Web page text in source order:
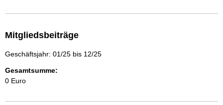
Mitgliedsbeiträge
Geschäftsjahr: 01/25 bis 12/25
Gesamtsumme:
0 Euro